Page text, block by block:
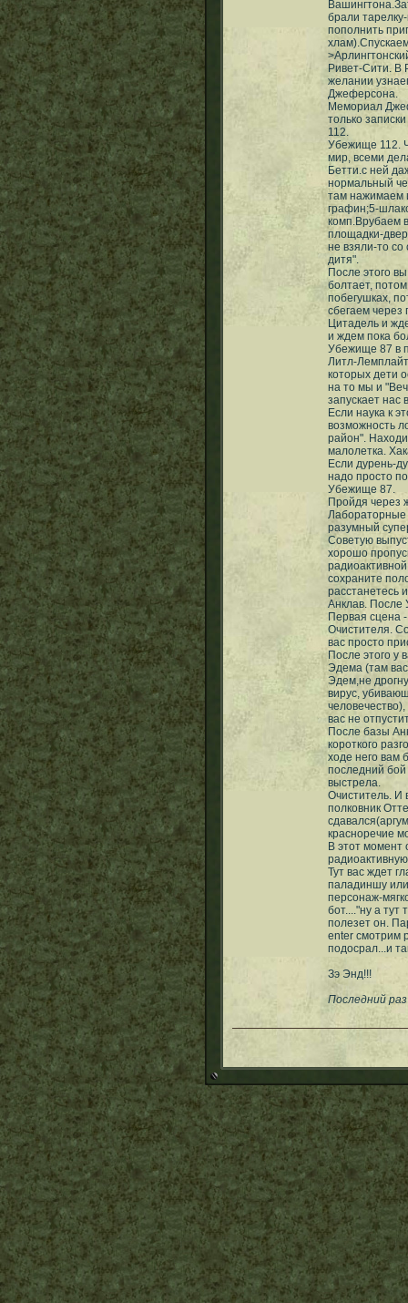
брали
пополнить
Ривет-Сити. В
желании
Джеферсона.
Мемориал
только
112.
Убежище 112.
мир, всеми
Бетти.с ней
нормальный
там нажимаем
графин;5-
комп.Врубаем
площадки-
не взяли-то
дитя".
После этого
болтает,
побегушках,
сбегаем
Цитадель и
и ждем пока
Убежище 87 в
Литл-
которых дети
на то мы и
запускает нас
Если наука к
возможность
район".
малолетка.
Если дурень-
надо просто
Убежище 87.
Пройдя через
Лабораторные
разумный
Советую
хорошо
сохраните
расстанетесь
Анклав. После
Первая сцена
Очистителя.
вас просто
После этого у
Эдема (там
Эдем,не
вирус,
вас не
После базы
короткого
ходе него вам
последний
выстрела.
Очиститель. И
полковник
красноречие
В этот момент
Тут вас ждет
паладиншу
персонаж-
бот...."ну а тут
полезет он.
enter смотрим
Зэ Энд!!!
Последний